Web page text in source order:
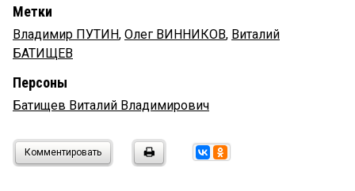
Метки
Владимир ПУТИН, Олег ВИННИКОВ, Виталий
БАТИЩЕВ
Персоны
Батищев Виталий Владимирович
Комментировать